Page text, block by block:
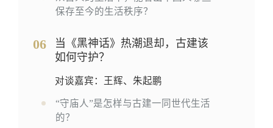
保存至今的生活秩序？
06
当《黑神话》热潮退却，古建该
如何守护？
对谈嘉宾：王辉、朱起鹏
“守庙人”是怎样与古建一同世代生活
的？